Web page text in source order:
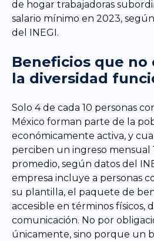
de hogar trabajadoras
salario mínimo en 2023,
del INEGI.
Beneficios que no
la diversidad
Solo 4 de cada 10 personas
México forman parte de la
económicamente activa, y
perciben un ingreso mensual
promedio, según datos del
empresa incluye a personas
su plantilla, el paquete de
accesible en términos físicos,
comunicación. No por
únicamente, sino porque un